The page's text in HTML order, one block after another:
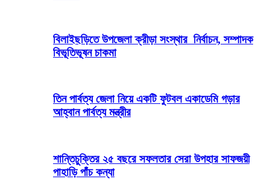
বিলাইছড়িতে উপজেলা ক্রীড়া সংস্থার নির্বাচন, সম্পাদক
বিভূতিভূষন চাকমা
তিন পার্বত্য জেলা নিয়ে একটি ফুটবল একাডেমি গড়ার
আহ্বান পার্বত্য মন্ত্রীর
শান্তিচুক্তির ২৫ বছরে সফলতার সেরা উপহার সাফজয়ী
পাহাড়ি পাঁচ কন্যা